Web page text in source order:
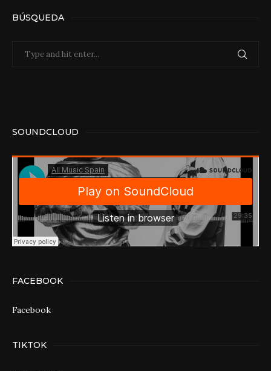
BÚSQUEDA
SOUNDCLOUD
FACEBOOK
Facebook
TIKTOK